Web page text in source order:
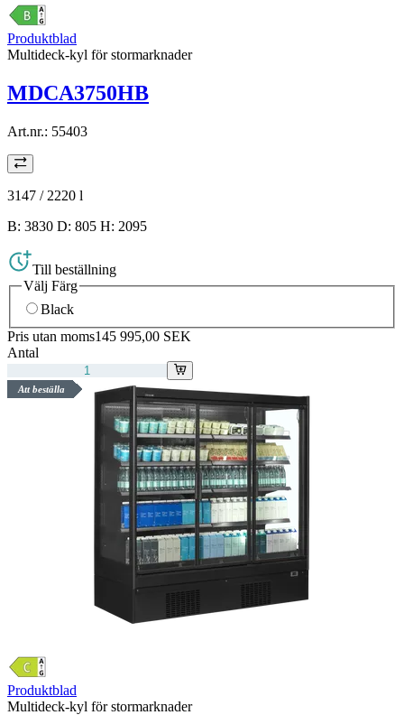
Produktblad
Multideck-kyl för stormarknader
MDCA3750HB
Art.nr.: 55403
3147 / 2220 l
B: 3830 D: 805 H: 2095
Till beställning
Välj Färg
Black
Pris utan moms145 995,00 SEK
Antal
Att beställa
Produktblad
Multideck-kyl för stormarknader